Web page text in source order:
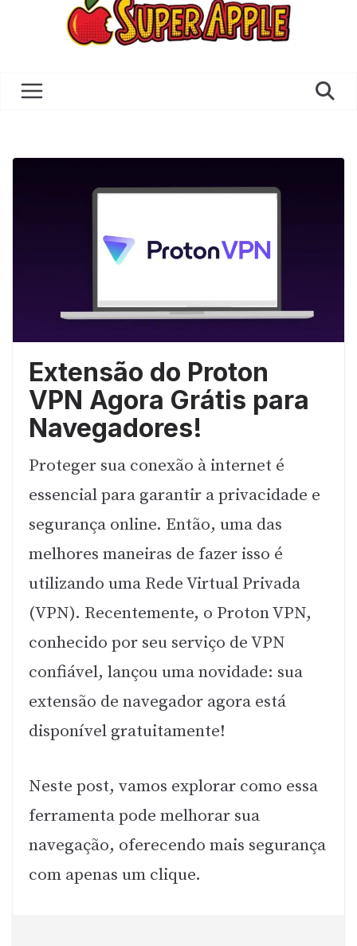
Extensão do Proton
VPN Agora Grátis para
Navegadores!
Proteger sua conexão à internet é
essencial para garantir a privacidade e
segurança online. Então, uma das
melhores maneiras de fazer isso é
utilizando uma Rede Virtual Privada
(VPN). Recentemente, o Proton VPN,
conhecido por seu serviço de VPN
confiável, lançou uma novidade: sua
extensão de navegador agora está
disponível gratuitamente!
Neste post, vamos explorar como essa
ferramenta pode melhorar sua
navegação, oferecendo mais segurança
com apenas um clique.